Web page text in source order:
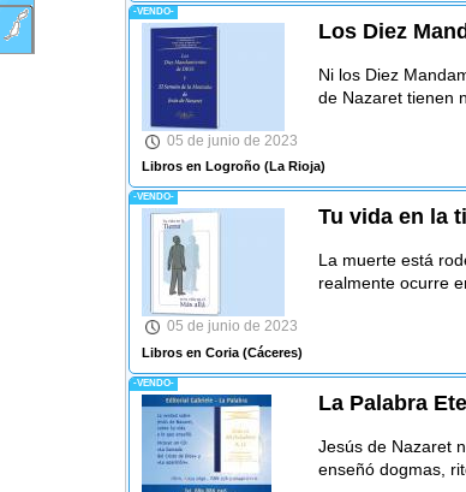
-VENDO-
Los Diez
Ni los Diez
de Nazaret tienen
05 de junio de 2023
Libros en Logroño(La Rioja)
-VENDO-
Tu vida en la
La muerte está
realmente ocurre
05 de junio de 2023
Libros en Coria(Cáceres)
-VENDO-
La Palabra
Jesús de Nazaret
enseñó dogmas,